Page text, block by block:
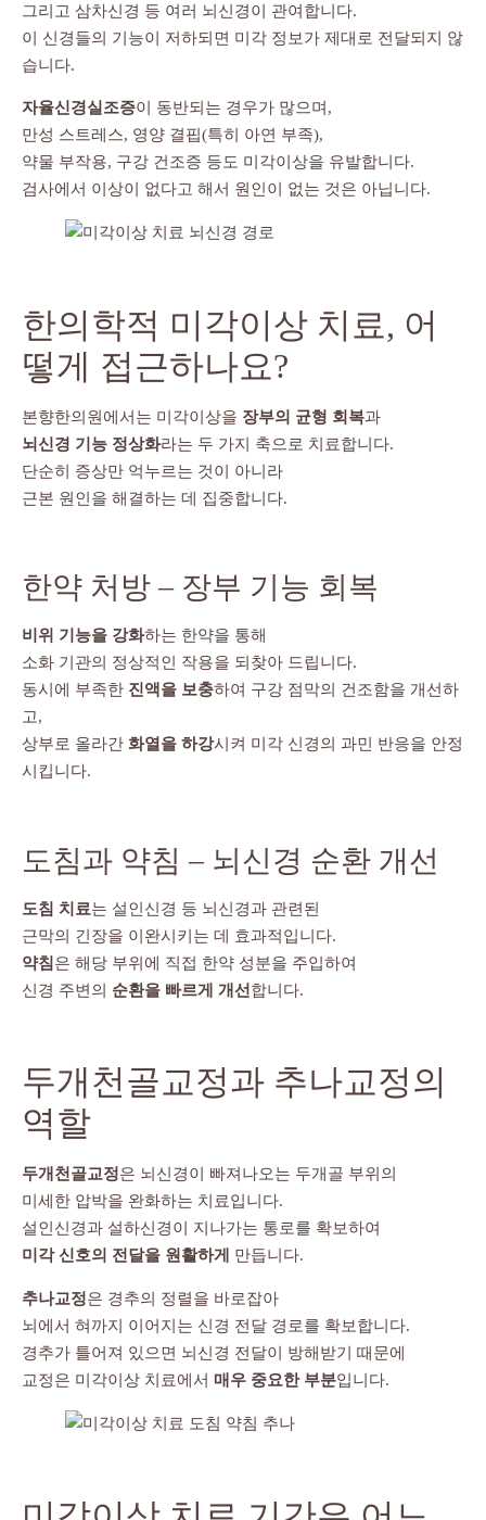
그리고 삼차신경 등 여러 뇌신경이 관여합니다.
이 신경들의 기능이 저하되면 미각 정보가 제대로 전달되지 않
습니다.
자율신경실조증이 동반되는 경우가 많으며,
만성 스트레스, 영양 결핍(특히 아연 부족),
약물 부작용, 구강 건조증 등도 미각이상을 유발합니다.
검사에서 이상이 없다고 해서 원인이 없는 것은 아닙니다.
한의학적 미각이상 치료, 어
떻게 접근하나요?
본향한의원에서는 미각이상을 장부의 균형 회복과
뇌신경 기능 정상화라는 두 가지 축으로 치료합니다.
단순히 증상만 억누르는 것이 아니라
근본 원인을 해결하는 데 집중합니다.
한약 처방 – 장부 기능 회복
비위 기능을 강화하는 한약을 통해
소화 기관의 정상적인 작용을 되찾아 드립니다.
동시에 부족한 진액을 보충하여 구강 점막의 건조함을 개선하
고,
상부로 올라간 화열을 하강시켜 미각 신경의 과민 반응을 안정
시킵니다.
도침과 약침 – 뇌신경 순환 개선
도침 치료는 설인신경 등 뇌신경과 관련된
근막의 긴장을 이완시키는 데 효과적입니다.
약침 은 해당 부위에 직접 한약 성분을 주입하여
신경 주변의 순환을 빠르게 개선 합니다.
두개천골교정과 추나교정의
역할
두개천골교정은 뇌신경이 빠져나오는 두개골 부위의
미세한 압박을 완화하는 치료입니다.
설인신경과 설하신경이 지나가는 통로를 확보하여
미각 신호의 전달을 원활하게
만듭니다.
추나교정은 경추의 정렬을 바로잡아
뇌에서 혀까지 이어지는 신경 전달 경로를 확보합니다.
경추가 틀어져 있으면 뇌신경 전달이 방해받기 때문에
교정은 미각이상 치료에서 매우 중요한 부분입니다.